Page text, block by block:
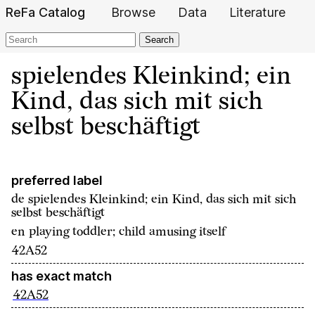
ReFa Catalog Browse Data Literature
Search
spielendes Kleinkind; ein
Kind, das sich mit sich
selbst beschäftigt
preferred label
de spielendes Kleinkind; ein Kind, das sich mit sich
selbst beschäftigt
en playing toddler; child amusing itself
42A52
has exact match
42A52